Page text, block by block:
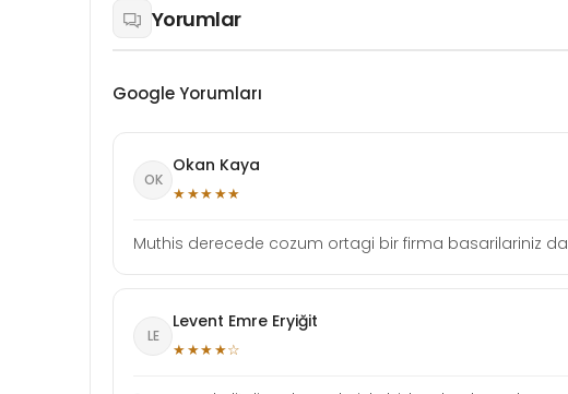
Yorumlar
Google Yorumları
OK
Okan Kaya
★★★★★
Muthis derecede cozum ortagi bir firma basarilariniz
LE
Levent Emre Eryiğit
★★★★☆